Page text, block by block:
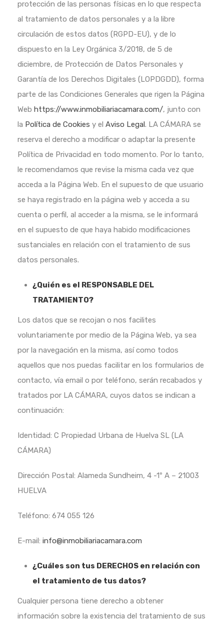
protección de las personas físicas en lo que respecta
al tratamiento de datos personales y a la libre
circulación de estos datos (RGPD-EU), y de lo
dispuesto en la Ley Orgánica 3/2018, de 5 de
diciembre, de Protección de Datos Personales y
Garantía de los Derechos Digitales (LOPDGDD), forma
parte de las Condiciones Generales que rigen la Página
Web https://www.inmobiliariacamara.com/, junto con
la Política de Cookies y el Aviso Legal. LA CÁMARA se
reserva el derecho a modificar o adaptar la presente
Política de Privacidad en todo momento. Por lo tanto,
le recomendamos que revise la misma cada vez que
acceda a la Página Web. En el supuesto de que usuario
se haya registrado en la página web y acceda a su
cuenta o perfil, al acceder a la misma, se le informará
en el supuesto de que haya habido modificaciones
sustanciales en relación con el tratamiento de sus
datos personales.
¿Quién es el RESPONSABLE DEL
TRATAMIENTO?
Los datos que se recojan o nos facilites
voluntariamente por medio de la Página Web, ya sea
por la navegación en la misma, así como todos
aquellos que nos puedas facilitar en los formularios de
contacto, vía email o por teléfono, serán recabados y
tratados por LA CÁMARA, cuyos datos se indican a
continuación:
Identidad: C Propiedad Urbana de Huelva SL (LA
CÁMARA)
Dirección Postal: Alameda Sundheim, 4 -1º A – 21003
HUELVA
Teléfono: 674 055 126
E-mail: info@inmobiliariacamara.com
¿Cuáles son tus DERECHOS en relación con
el tratamiento de tus datos?
Cualquier persona tiene derecho a obtener
información sobre la existencia del tratamiento de sus